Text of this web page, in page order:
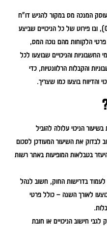
על העוסק המנכה מס במקור להגיש דו"ח
שנתי מסכם לרשות המיסים (טופס 0126), ובו פירוט של כל הניכויים שביצע
הלקוחות מהם נוכה המס,
והניכויים שבוצעו לכל
והקבלות הרלוונטיות, כדי
והדיווח בוצעו כמו שצריך.
הניכוי עלולה להוביל
לבדוק את השיעור המעודכן לסכום
בטבלאות המופיעות באתר רשות
לעמוד בדרישות החוק, חשוב לנהל
לאורך השנה – כולל פרטי
חישוב הניכויים או חובת